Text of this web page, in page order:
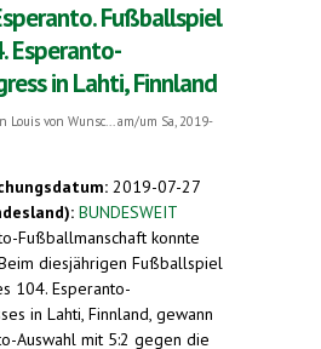
Fußballspiel
Esperanto-
in Lahti, Finnland
Louis von Wunsc...am/um Sa, 2019-
2019-07-27
BUNDESWEIT
Fußballmanschaft konnte
diesjährigen Fußballspiel
104. Esperanto-
in Lahti, Finnland, gewann
Auswahl mit 5:2 gegen die